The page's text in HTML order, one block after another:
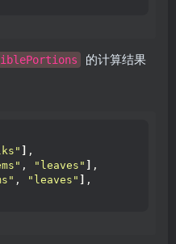
的计算结果
] ,
, "leaves" ] ,
, "leaves" ] ,